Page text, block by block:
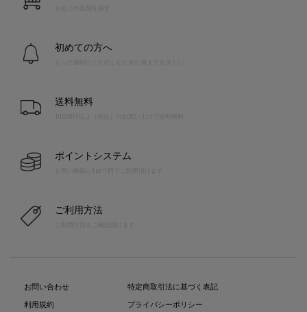
お近くの店舗を探す
初めての方へ
送料無料
10,000円以上（税込）のお買い上げで送料無料
ポイントシステム
お買い物毎に1pt=1円でご利用頂けます
ご利用方法
お問い合わせ
利用規約
特定商取引法に基づく表記
プライバシーポリシー